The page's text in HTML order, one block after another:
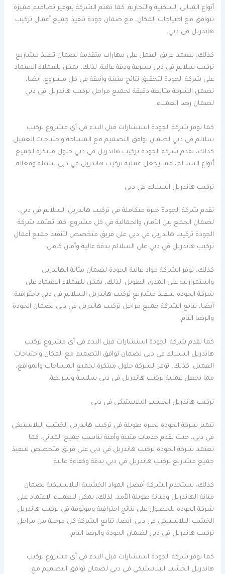
أنواع المباني السكنية والتجارية. كما تهتم الشركة بتوفير تصاميم مميزة
تتوافق مع احتياجات المكان، مع ضمان جودة تنفيذ جميع أعمال تركيب
هاندريل في دبي.
كذلك، يعتمد فريق العمل على مهارات متقدمة لضمان تنفيذ مشاريع
تركيب سلالم في دبي بسرعة ودقة عالية. لذلك، يمكن للعملاء الاعتماد
على شركة الجودة لتحقيق نتائج متينة وأنيقة في كل مشروع. أيضا،
تضمن الشركة متابعة دقيقة لجميع مراحل تركيب هاندريل في دبي
لضمان رضا العملاء.
كما توفر شركة الجودة استشارات قبل البدء في أي مشروع تركيب
سلالم في دبي لضمان توافق التصميم مع المساحة واحتياجات العميل.
كذلك، تقدم شركة الجودة تركيب هاندريل في دبي حلول مبتكرة لجميع
أنواع السلالم، مما يجعل عملية تركيب هاندريل في دبي سهلة وفعالة.
تركيب هاندريل السلالم في دبي
تقدم شركة الجودة خبرة متكاملة في تركيب هاندريل السلالم في دبي،
لضمان الجمع بين الأمان والجمالية في كل مشروع. كما تعتمد شركة
الجودة تركيب هاندريل في دبي على فريق متخصص لتنفيذ جميع أعمال
تركيب هاندريل في دبي على السلالم بدقة عالية وأمان كامل.
كذلك، توفر الشركة مواد عالية الجودة لضمان متانة الهاندريل
واستمراريته على المدى الطويل. لذلك، يمكن للعملاء الاعتماد على
شركة الجودة لتنفيذ مشاريع تركيب هاندريل السلالم في دبي باحترافية.
أيضا، تتابع الشركة جميع مراحل تركيب هاندريل في دبي لضمان الجودة
والرضا التام.
كما تقدم شركة الجودة استشارات قبل البدء في أي مشروع تركيب
هاندريل السلالم في دبي لضمان توافق التصميم مع المكان واحتياجات
العميل. كذلك، توفر الشركة حلول مبتكرة لجميع المساحات والمواقع،
مما يجعل عملية تركيب هاندريل في دبي سلسة وسريعة.
تركيب هاندريل الخشب البلاستيكي في دبي
تتميز شركة الجودة بخبرة طويلة في تركيب هاندريل الخشب البلاستيكي
في دبي، حيث تقدم خدمات متينة وآمنة تناسب جميع المباني. كما
تعتمد شركة الجودة تركيب هاندريل في دبي على فريق متخصص لتنفيذ
جميع مشاريع تركيب هاندريل في دبي بدقة وكفاءة عالية.
كذلك، تستخدم الشركة أفضل المواد الخشبية البلاستيكية لضمان
متانة الهاندريل ومتانة طويلة الأمد. لذلك، يمكن للعملاء الاعتماد على
شركة الجودة للحصول على نتائج احترافية وموثوقة في تركيب هاندريل
الخشب البلاستيكي في دبي. أيضا، تتابع الشركة كل مرحلة من مراحل
تركيب هاندريل في دبي لضمان الجودة والرضا التام.
كما توفر شركة الجودة استشارات قبل البدء في أي مشروع تركيب
هاندريل الخشب البلاستيكي في دبي لضمان توافق التصميم مع